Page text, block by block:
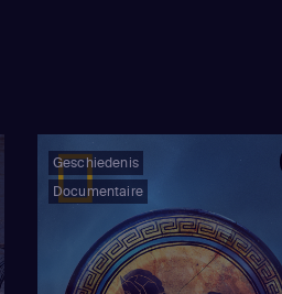
Geschiedenis
Documentaire